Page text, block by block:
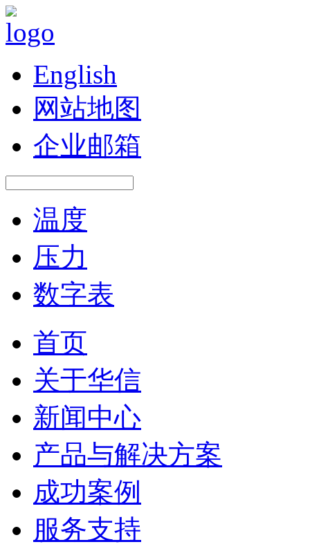
English
网站地图
企业邮箱
温度
压力
数字表
首页
关于华信
新闻中心
产品与解决方案
成功案例
服务支持